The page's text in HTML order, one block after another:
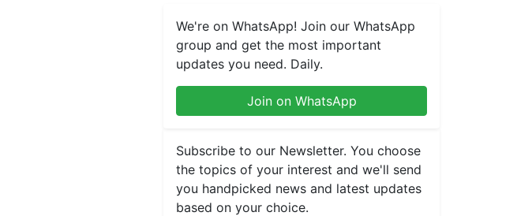
We're on WhatsApp! Join our WhatsApp
group and get the most important
updates you need. Daily.
Join on WhatsApp
Subscribe to our Newsletter. You choose
the topics of your interest and we'll send
you handpicked news and latest updates
based on your choice.